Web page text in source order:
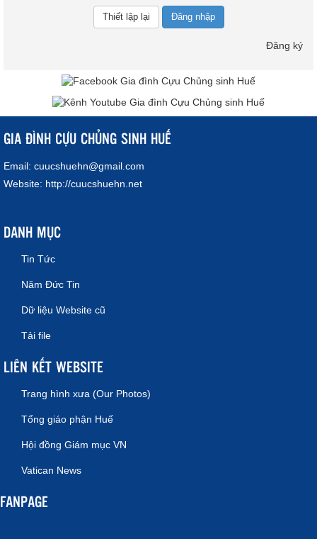
Đăng nhập
Đăng ký
GIA ĐÌNH CỰU CHỦNG SINH HUẾ
Email: cuucshuehn@gmail.com
Website: http://cuucshuehn.net
DANH MỤC
Tin Tức
Năm Đức Tin
Dữ liệu Website cũ
Tải file
LIÊN KẾT WEBSITE
Trang hình xưa (Our Photos)
Tổng giáo phận Huế
Hội đồng Giám mục VN
Vatican News
FANPAGE